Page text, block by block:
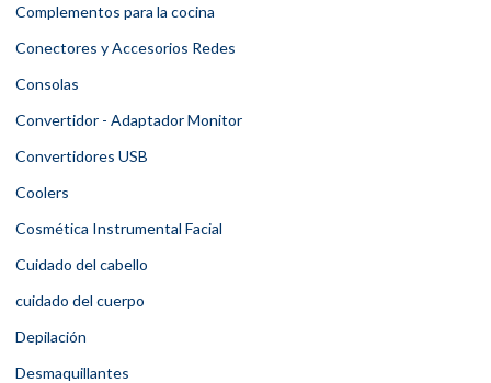
Complementos para la cocina
Conectores y Accesorios Redes
Consolas
Convertidor - Adaptador Monitor
Convertidores USB
Coolers
Cosmética Instrumental Facial
Cuidado del cabello
cuidado del cuerpo
Depilación
Desmaquillantes